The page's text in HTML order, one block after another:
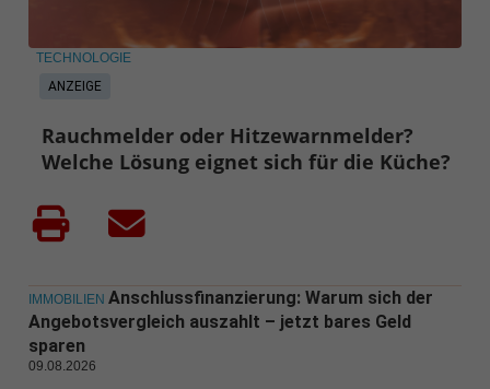
ANZEIGE
TECHNOLOGIE
Rauchmelder oder Hitzewarnmelder?
Welche Lösung eignet sich für die Küche?
IMMOBILIEN Anschlussfinanzierung: Warum sich der
Angebotsvergleich auszahlt – jetzt bares Geld
sparen
09.08.2026